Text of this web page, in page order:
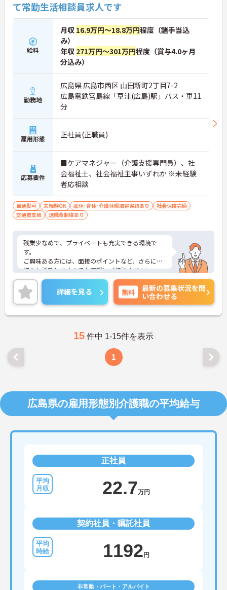
て常勤生活相談員求人です
給料
月収 16.9万円～18.8万円程度（諸手当込
み）
年収 271万円～301万円程度（賞与4.0ヶ月
分込み）
勤務地
広島県 広島市西区 山田新町2丁目7-2
広島電鉄宮島線「草津(広島)駅」バス・車11
分
雇用形態 正社員(正職員)
応募要件
■ケアマネジャー（介護支援専門員）、社
会福祉士、社会福祉主事いずれか ※未経験
者応相談
車通勤可 未経験OK 産休･育休･介護休暇取得実績あり
社会保険完備
交通費支給
退職金制度あり
残業少なめで、プライベートも充実できる環境で
す。
ご興味ある方には、面接のポイントなど、さらに詳
細をお話致しますのでお気軽にご相談ください。
詳細を見る 無料
最新の募集状況を問
い合わせる
15 件中 1-15件を表示
1
広島県の雇用形態別介護職の平均給与
正社員
22.7万円
契約社員・嘱託社員
1192円
非常勤・パート・アルバイト